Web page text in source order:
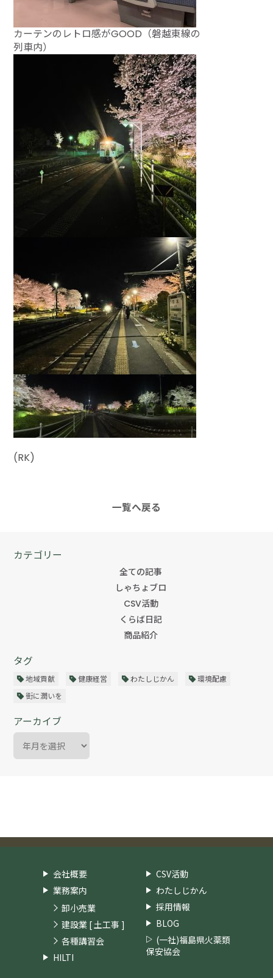
カテゴリー
全ての記事
しゃちょブロ
CSV活動
くらば日記
商品紹介
タグ
地域貢献 健康経営 わたしじかん
環境配慮
街に潤いを
アーカイブ
カーテンのレトロ感がGOOD（磐越東線の
列車内）
(RK)
一覧へ戻る
会社概要
業務案内
卸小売業
建設業 [ 土工事 ]
各種講習会
HILTI
CSV活動
わたしじかん
採用情報
BLOG
(一社)福島県火薬類
保安協会